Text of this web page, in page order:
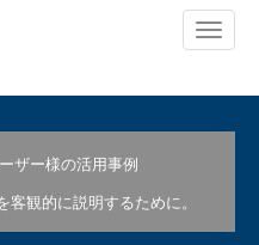
ザー様の活用事例
観的に説明するために。